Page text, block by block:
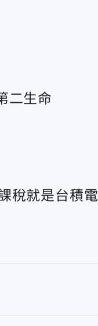
二生命
稅就是台積電